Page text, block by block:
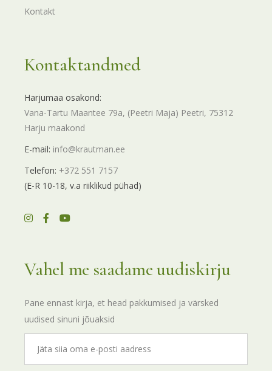
Kontakt
Kontaktandmed
Harjumaa osakond:
Vana-Tartu Maantee 79a, (Peetri Maja) Peetri, 75312
Harju maakond
E-mail: info@krautman.ee
Telefon: +372 551 7157
(E-R 10-18, v.a riiklikud pühad)
Vahel me saadame uudiskirju
Pane ennast kirja, et head pakkumised ja värsked
uudised sinuni jõuaksid